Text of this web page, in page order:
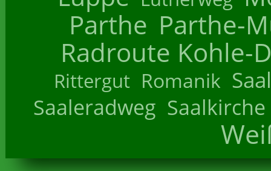
Parthe Parthe-
Radroute Kohle-
Rittergut Romanik
Saaleradweg Saalkirche